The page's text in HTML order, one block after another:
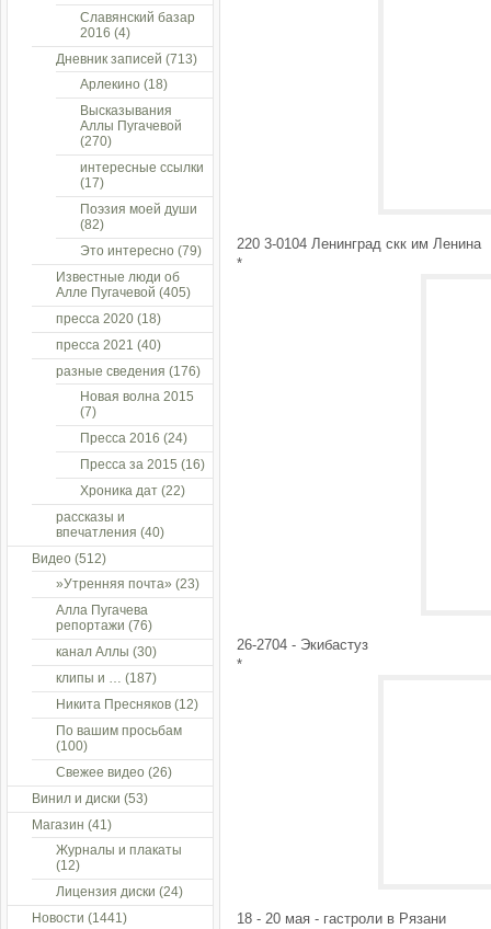
220 3-0104 Ленинград скк им Ленина
*
26-2704 - Экибастуз
*
18 - 20 мая - гастроли в Рязани
Славянский базар
2016 (4)
Дневник записей (713)
Арлекино (18)
Высказывания
Аллы Пугачевой
(270)
интересные ссылки
(17)
Поэзия моей души
(82)
Это интересно (79)
Известные люди об
Алле Пугачевой (405)
пресса 2020 (18)
пресса 2021 (40)
разные сведения (176)
Новая волна 2015
(7)
Пресса 2016 (24)
Пресса за 2015 (16)
Хроника дат (22)
рассказы и
впечатления (40)
Видео (512)
»Утренняя почта» (23)
Алла Пугачева
репортажи (76)
канал Аллы (30)
клипы и … (187)
Никита Пресняков (12)
По вашим просьбам
(100)
Свежее видео (26)
Винил и диски (53)
Магазин (41)
Журналы и плакаты
(12)
Лицензия диски (24)
Новости (1441)